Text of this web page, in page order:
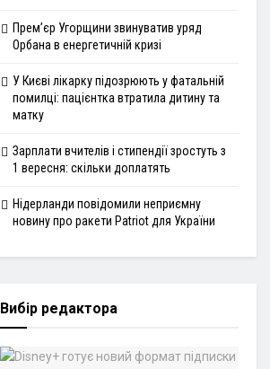
Прем’єр Угорщини звинуватив уряд
Орбана в енергетичній кризі
У Києві лікарку підозрюють у фатальній
помилці: пацієнтка втратила дитину та
матку
Зарплати вчителів і стипендії зростуть з
1 вересня: скільки доплатять
Нідерланди повідомили неприємну
новину про ракети Patriot для України
Вибір редактора